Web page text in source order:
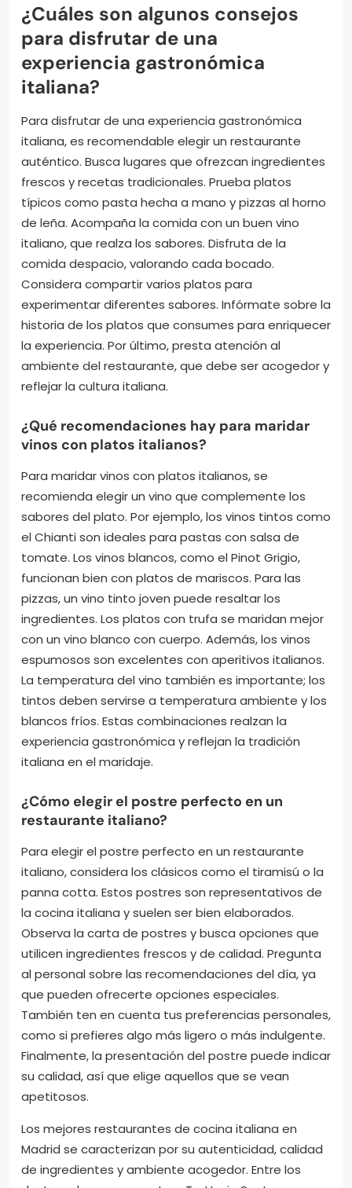
¿Cuáles son algunos consejos
para disfrutar de una
experiencia gastronómica
italiana?
Para disfrutar de una experiencia gastronómica
italiana, es recomendable elegir un restaurante
auténtico. Busca lugares que ofrezcan ingredientes
frescos y recetas tradicionales. Prueba platos
típicos como pasta hecha a mano y pizzas al horno
de leña. Acompaña la comida con un buen vino
italiano, que realza los sabores. Disfruta de la
comida despacio, valorando cada bocado.
Considera compartir varios platos para
experimentar diferentes sabores. Infórmate sobre la
historia de los platos que consumes para enriquecer
la experiencia. Por último, presta atención al
ambiente del restaurante, que debe ser acogedor y
reflejar la cultura italiana.
¿Qué recomendaciones hay para maridar
vinos con platos italianos?
Para maridar vinos con platos italianos, se
recomienda elegir un vino que complemente los
sabores del plato. Por ejemplo, los vinos tintos como
el Chianti son ideales para pastas con salsa de
tomate. Los vinos blancos, como el Pinot Grigio,
funcionan bien con platos de mariscos. Para las
pizzas, un vino tinto joven puede resaltar los
ingredientes. Los platos con trufa se maridan mejor
con un vino blanco con cuerpo. Además, los vinos
espumosos son excelentes con aperitivos italianos.
La temperatura del vino también es importante; los
tintos deben servirse a temperatura ambiente y los
blancos fríos. Estas combinaciones realzan la
experiencia gastronómica y reflejan la tradición
italiana en el maridaje.
¿Cómo elegir el postre perfecto en un
restaurante italiano?
Para elegir el postre perfecto en un restaurante
italiano, considera los clásicos como el tiramisú o la
panna cotta. Estos postres son representativos de
la cocina italiana y suelen ser bien elaborados.
Observa la carta de postres y busca opciones que
utilicen ingredientes frescos y de calidad. Pregunta
al personal sobre las recomendaciones del día, ya
que pueden ofrecerte opciones especiales.
También ten en cuenta tus preferencias personales,
como si prefieres algo más ligero o más indulgente.
Finalmente, la presentación del postre puede indicar
su calidad, así que elige aquellos que se vean
apetitosos.
Los mejores restaurantes de cocina italiana en
Madrid se caracterizan por su autenticidad, calidad
de ingredientes y ambiente acogedor. Entre los